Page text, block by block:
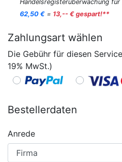
Handelsregisterüberwachung für
62,50 € = 13,-- € gespart!**
Zahlungsart wählen
Die Gebühr für diesen
19% MwSt.)
Bestellerdaten
Anrede